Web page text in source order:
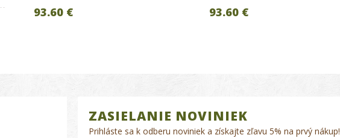
93.60 € 93.60 €
ZASIELANIE NOVINIEK
Prihláste sa k odberu noviniek a získajte zľavu 5% na prvý nákup!